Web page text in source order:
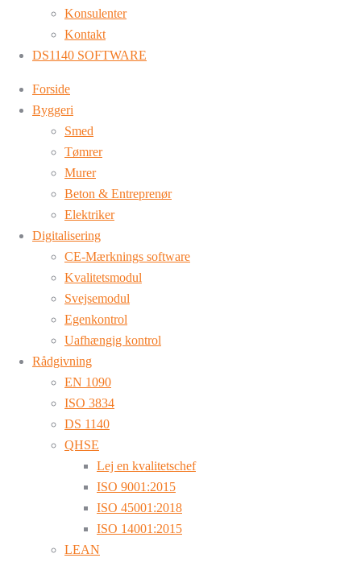
Konsulenter
Kontakt
DS1140 SOFTWARE
Forside
Byggeri
Smed
Tømrer
Murer
Beton & Entreprenør
Elektriker
Digitalisering
CE-Mærknings software
Kvalitetsmodul
Svejsemodul
Egenkontrol
Uafhængig kontrol
Rådgivning
EN 1090
ISO 3834
DS 1140
QHSE
Lej en kvalitetschef
ISO 9001:2015
ISO 45001:2018
ISO 14001:2015
LEAN